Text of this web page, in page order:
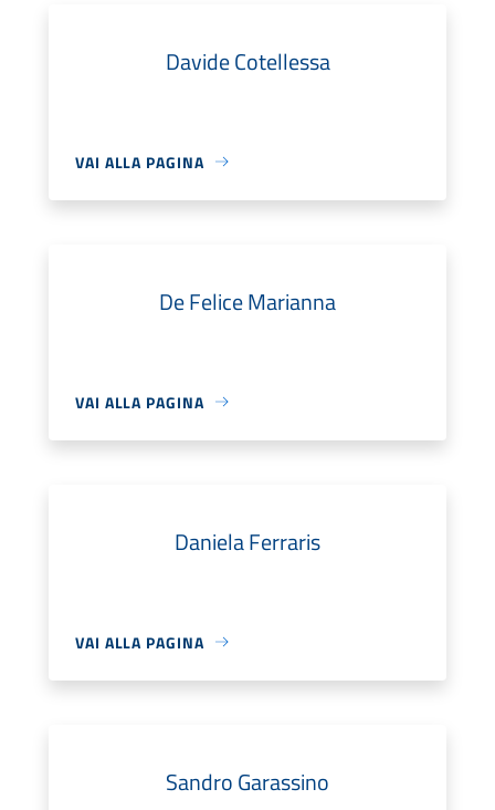
Davide Cotellessa
VAI ALLA PAGINA
De Felice Marianna
VAI ALLA PAGINA
Daniela Ferraris
VAI ALLA PAGINA
Sandro Garassino